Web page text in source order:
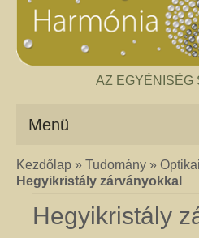
AZ EGYÉNISÉG
Menü
Csakra ékszer
A kézműves csakra ékszer ásványai
ékszerben minden csakrához tartozik egy
Kezdőlap » Tudomány »
Hegyikristály zárványokkal
Hegyikristály